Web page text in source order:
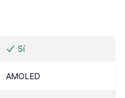
Sí
AMOLED